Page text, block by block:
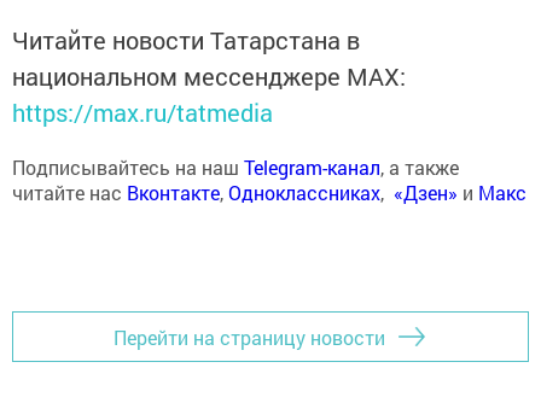
Читайте новости Татарстана в
национальном мессенджере MАХ:
https://max.ru/tatmedia
Подписывайтесь на наш Telegram-канал, а также
читайте нас Вконтакте,Одноклассниках, «Дзен» и Макс
Перейти на страницу новости